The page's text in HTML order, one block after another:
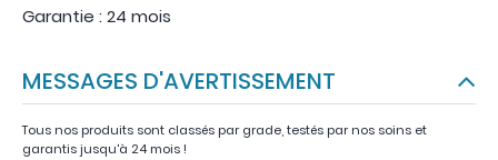
Garantie : 24 mois
MESSAGES D'AVERTISSEMENT
Tous nos produits sont classés par grade, testés par nos soins et
garantis jusqu'à 24 mois !